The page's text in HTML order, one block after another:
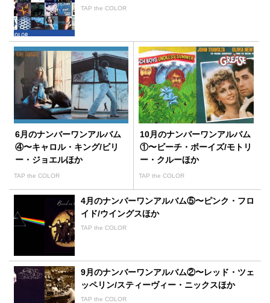
TAP the COLOR
6月のナンバーワンアルバム
④〜キャロル・キング/ビリ
ー・ジョエルほか
TAP the COLOR
10月のナンバーワンアルバム
①〜ビーチ・ボーイズ/モトリ
ー・クルーほか
TAP the COLOR
4月のナンバーワンアルバム⑤〜ピンク・フロ
イド/ウイングスほか
TAP the COLOR
9月のナンバーワンアルバム②〜レッド・ツェ
ッペリン/スティーヴィー・ニックスほか
TAP the COLOR